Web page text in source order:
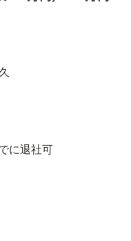
に退社可